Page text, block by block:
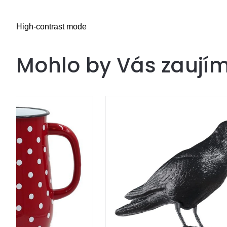
High-contrast mode
Mohlo by Vás